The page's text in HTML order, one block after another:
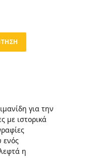
για την
με ιστορικά
ενός
η